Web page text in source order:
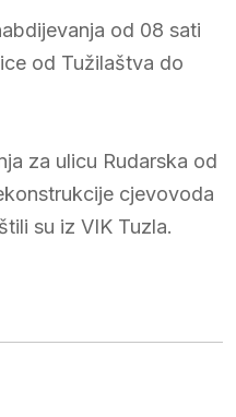
od 08 sati
od Tužilaštva do
za ulicu Rudarska od
cjevovoda
su iz VIK Tuzla.